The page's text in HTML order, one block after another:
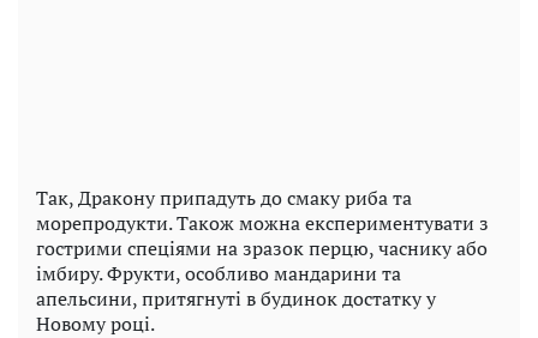
Так, Дракону припадуть до смаку риба та
морепродукти. Також можна експериментувати з
гострими спеціями на зразок перцю, часнику або
імбиру. Фрукти, особливо мандарини та
апельсини, притягнуті в будинок достатку у
Новому році.